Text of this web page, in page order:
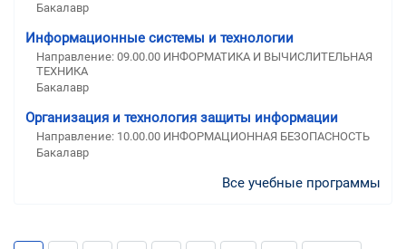
Бакалавр
Информационные системы и технологии
Направление: 09.00.00 ИНФОРМАТИКА И ВЫЧИСЛИТЕЛЬНАЯ
ТЕХНИКА
Бакалавр
Организация и технология защиты информации
Направление: 10.00.00 ИНФОРМАЦИОННАЯ БЕЗОПАСНОСТЬ
Бакалавр
Все учебные программы